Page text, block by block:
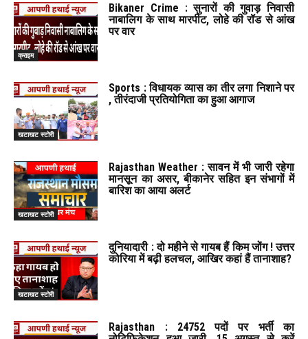
क्राइम
Bikaner Crime : सुनारों की गुवाड़ निवासी
नाबालिग के साथ मारपीट, लोहे की रॉड से आंख
पर वार
खटाखट स्टोरी
Sports : विधायक व्यास का तीर लगा निशाने पर
, तीरंदाजी प्रतियोगिता का हुआ आगाज
खटाखट स्टोरी
Rajasthan Weather : सावन में भी जारी रहेगा
मानसून का असर, बीकानेर सहित इन संभागों में
बारिश का आया अलर्ट
खटाखट स्टोरी
दुनियादारी : दो महीने से गायब हैं किम जोंग ! उत्तर
कोरिया में बढ़ी हलचल, आखिर कहां हैं तानाशाह?
Rajasthan : 24752 पदों पर भर्ती का